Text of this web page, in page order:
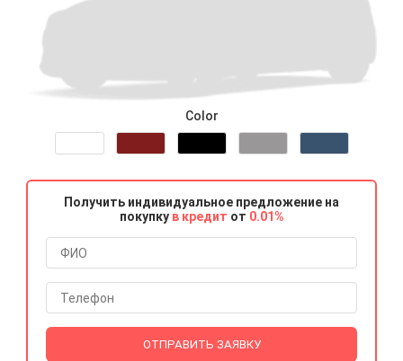
Color
Получить индивидуальное предложение на
покупку в кредит от 0.01%
ОТПРАВИТЬ ЗАЯВКУ